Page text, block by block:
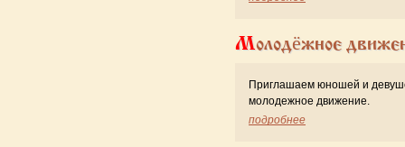
Молодёжное
Приглашаем юношей и
молодежное движение.
подробнее